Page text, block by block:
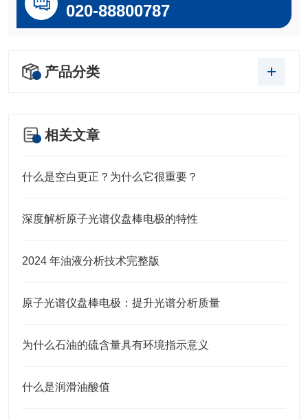
020-88800787
产品分类
相关文章
什么是空白更正？为什么它很重要？
深度解析原子光谱仪盘棒电极的特性
2024 年油液分析技术完整版
原子光谱仪盘棒电极：提升光谱分析质量
为什么石油的硫含量具有环境指示意义
什么是润滑油酸值